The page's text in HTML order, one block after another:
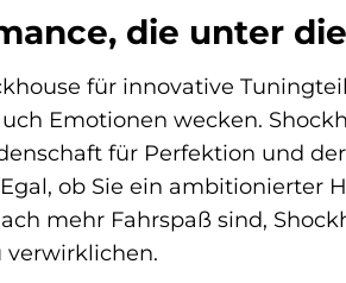
die unter
für innovative
Emotionen wecken.
für Perfektion und
ob Sie ein ambitionierter
mehr Fahrspaß sind,
verwirklichen.